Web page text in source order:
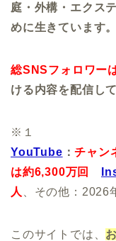
庭・外構・エクス
めに生きています。
総SNSフォロワー
ける内容を配信し
※１
YouTube ：チャン
は約6,300万回
人
、その他：2026
このサイトでは、